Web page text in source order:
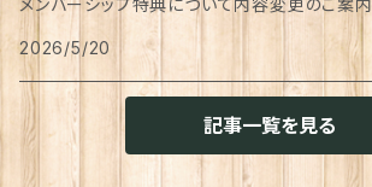
カレンダー
クッション・クッションカバー
ハンカチ
てぬぐい
キーホルダー
コースター
お皿
箸置き
スケジュール帳
はさみ
ふせん
トップス
味噌汁・スープ
お茶漬け
乾物
猫用
犬用
猫用
ベッド
トイレ周り
メンバーシップ特典について内容変更のご案内
2026/5/20
記事一覧を見る